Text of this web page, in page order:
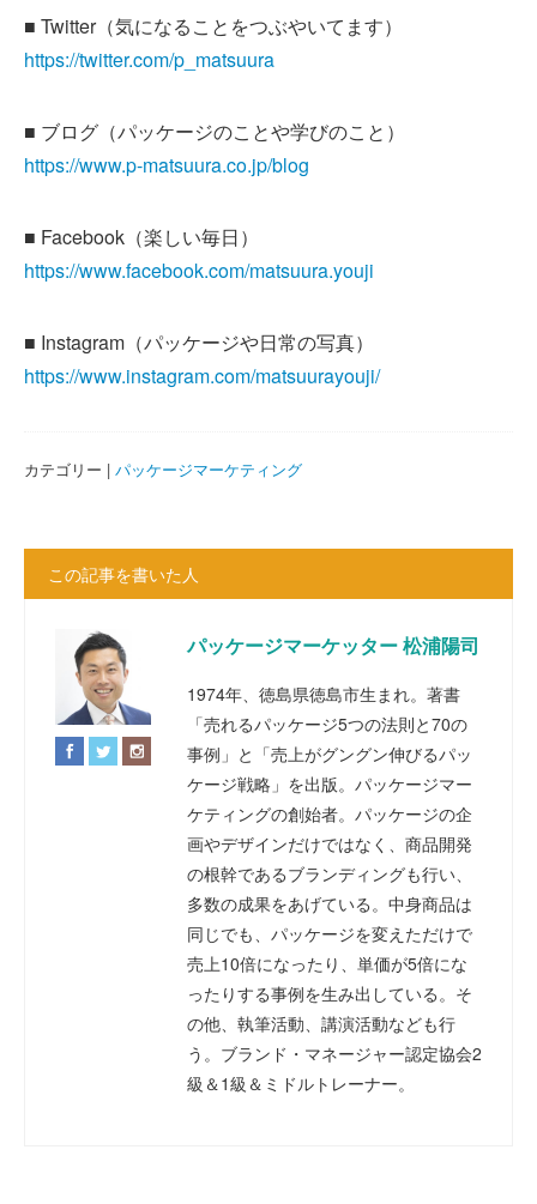
■ Twitter（気になることをつぶやいてます）
https://twitter.com/p_matsuura
■ ブログ（パッケージのことや学びのこと）
https://www.p-matsuura.co.jp/blog
■ Facebook（楽しい毎日）
https://www.facebook.com/matsuura.youji
■ Instagram（パッケージや日常の写真）
https://www.instagram.com/matsuurayouji/
カテゴリー | パッケージマーケティング
この記事を書いた人
パッケージマーケッター 松浦陽司
1974年、徳島県徳島市生まれ。著書
「売れるパッケージ5つの法則と70の
事例」と「売上がグングン伸びるパッ
ケージ戦略」を出版。パッケージマー
ケティングの創始者。パッケージの企
画やデザインだけではなく、商品開発
の根幹であるブランディングも行い、
多数の成果をあげている。中身商品は
同じでも、パッケージを変えただけで
売上10倍になったり、単価が5倍にな
ったりする事例を生み出している。そ
の他、執筆活動、講演活動なども行
う。ブランド・マネージャー認定協会2
級＆1級＆ミドルトレーナー。